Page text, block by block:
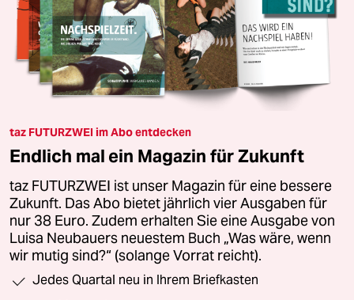
taz FUTURZWEI im Abo entdecken
Endlich mal ein Magazin für Zukunft
taz FUTURZWEI ist unser Magazin für eine bessere
Zukunft. Das Abo bietet jährlich vier Ausgaben für
nur 38 Euro. Zudem erhalten Sie eine Ausgabe von
Luisa Neubauers neuestem Buch „Was wäre, wenn
wir mutig sind?“ (solange Vorrat reicht).
Jedes Quartal neu in Ihrem Briefkasten